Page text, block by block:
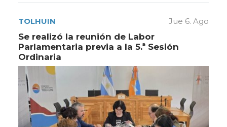
TOLHUIN Jue 6. Ago
Se realizó la reunión de Labor
Parlamentaria previa a la 5.ª Sesión
Ordinaria